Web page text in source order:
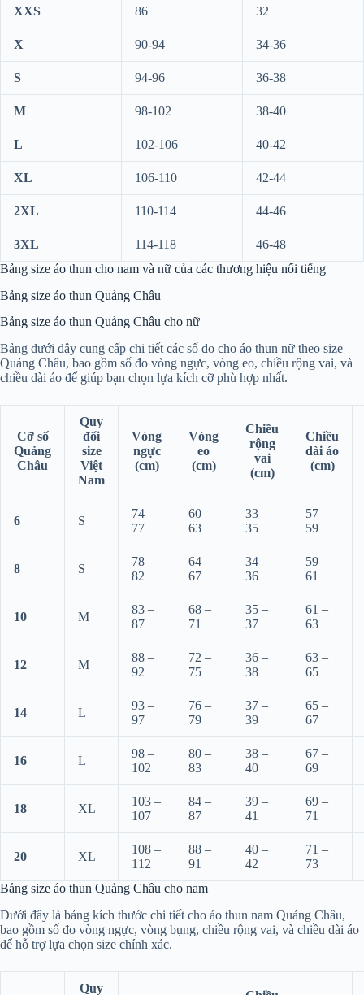
XXS 86 32
X 90-94 34-36
S 94-96 36-38
M 98-102 38-40
L 102-106 40-42
XL 106-110 42-44
2XL 110-114 44-46
3XL 114-118
46-48
Bảng size áo thun cho nam và nữ của các thương hiệu nổi tiếng
Bảng size áo thun Quảng Châu
Bảng size áo thun Quảng Châu cho nữ
Bảng dưới đây cung cấp chi tiết các số đo cho áo thun nữ theo size
Quảng Châu, bao gồm số đo vòng ngực, vòng eo, chiều rộng vai, và
chiều dài áo để giúp bạn chọn lựa kích cỡ phù hợp nhất.
Cỡ số
Quảng
Châu
Quy
đổi
size
Việt
Nam
Vòng
ngực
(cm)
Vòng
eo
(cm)
Chiều
rộng
vai
(cm)
Chiều
dài áo
(cm)
6 S
74 –
77
60 –
63
33 –
35
57 –
59
8 S
78 –
82
64 –
67
34 –
36
59 –
61
10 M
83 –
87
68 –
71
35 –
37
61 –
63
12 M
88 –
92
72 –
75
36 –
38
63 –
65
14 L
93 –
97
76 –
79
37 –
39
65 –
67
16 L
98 –
102
80 –
83
38 –
40
67 –
69
18 XL
103 –
107
84 –
87
39 –
41
69 –
71
20 XL
108 –
112
88 –
91
40 –
42
71 –
73
Bảng size áo thun Quảng Châu cho nam
Dưới đây là bảng kích thước chi tiết cho áo thun nam Quảng Châu,
bao gồm số đo vòng ngực, vòng bụng, chiều rộng vai, và chiều dài áo
để hỗ trợ lựa chọn size chính xác.
Quy